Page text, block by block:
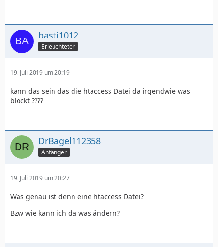
basti1012
Erleuchteter
19. Juli 2019 um 20:19
kann das sein das die htaccess Datei da irgendwie was
blockt ????
DrBagel112358
Anfänger
19. Juli 2019 um 20:27
Was genau ist denn eine htaccess Datei?
Bzw wie kann ich da was ändern?